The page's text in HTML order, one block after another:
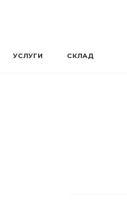
УСЛУГИ СКЛАД